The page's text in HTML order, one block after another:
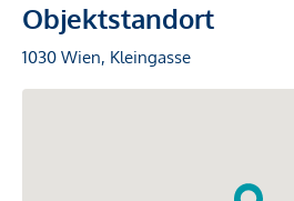
Objektstandort
1030 Wien, Kleingasse